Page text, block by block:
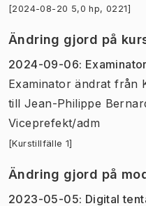
[2024-08-20 5,0 hp, 0221]
Ändring gjord på
2024-09-06: Examinator
Examinator ändrat från
till Jean-Philippe
Viceprefekt/adm
[Kurstillfälle 1]
Ändring gjord på
2023-05-05: Digital